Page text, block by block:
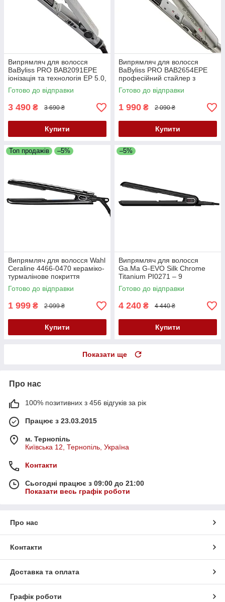
Випрямляч для волосся
BaByliss PRO BAB2091EPE
іонізація та технологія EP 5.0,
28 мм, 150–230°C
Готово до відправки
3 490 ₴ 3 690 ₴
Купити
Випрямляч для волосся
BaByliss PRO BAB2654EPE
професійний стайлер з
технологією EP 5.0, 25 мм,
130–210°C
Готово до відправки
1 990 ₴ 2 090 ₴
Купити
Топ продажів –5%
Випрямляч для волосся Wahl
Ceraline 4466-0470 кераміко-
турмалінове покриття
Готово до відправки
1 999 ₴ 2 099 ₴
Купити
–5%
Випрямляч для волосся
Ga.Ma G-EVO Silk Chrome
Titanium PI0271 – 9
температурних
режимів,іонізація,автоматичн
е вимкнення,3 м шнур
Готово до відправки
4 240 ₴ 4 440 ₴
Купити
Показати ще
Про нас
100% позитивних з 456 відгуків за рік
Працює з 23.03.2015
м. Тернопіль
Київська 12, Тернопіль, Україна
Контакти
Сьогодні працює з 09:00 до 21:00
Показати весь графік роботи
Про нас
Контакти
Доставка та оплата
Графік роботи